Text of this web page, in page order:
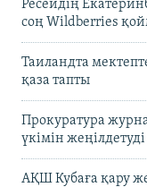
Ресейдің
соң Wildberries
Таиландта
қаза тапты
Прокуратура
үкімін
АҚШ Кубаға қару